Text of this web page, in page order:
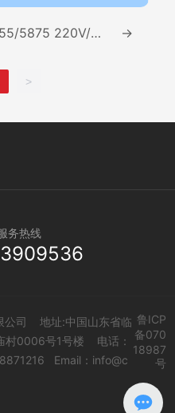
220V/11
→
>
务热线
公司 地址:中国山东省临
村0006号1号楼 电话：
8871216 Email： info@c
鲁ICP
备070
18987
号